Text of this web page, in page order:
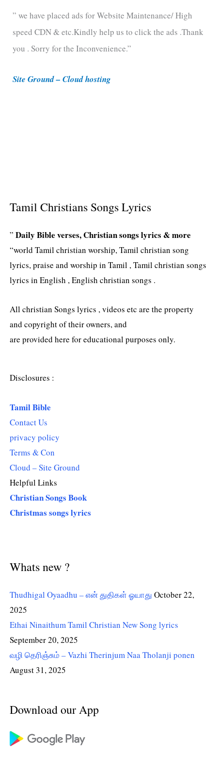
g
o
r
e
” we have placed ads for Website Maintenance/ High
speed CDN & etc.Kindly help us to click the ads .Thank
you . Sorry for the Inconvenience.”
Site Ground – Cloud hosting
Tamil Christians Songs Lyrics
” Daily Bible verses, Christian songs lyrics & more
“world Tamil christian worship, Tamil christian song
lyrics, praise and worship in Tamil , Tamil christian songs
lyrics in English , English christian songs .
All christian Songs lyrics , videos etc are the property
and copyright of their owners, and
are provided here for educational purposes only.
Disclosures :
Tamil Bible
Contact Us
privacy policy
Terms & Con
Cloud – Site Ground
Helpful Links
Christian Songs Book
Christmas songs lyrics
Whats new ?
Thudhigal Oyaadhu – என் துதிகள் ஓயாது October 22,
2025
Ethai Ninaithum Tamil Christian New Song lyrics
September 20, 2025
வழி தெரிஞ்சும் – Vazhi Therinjum Naa Tholanji ponen
August 31, 2025
Download our App